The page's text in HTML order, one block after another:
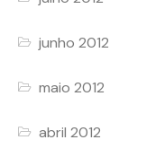
junho 2012
maio 2012
abril 2012